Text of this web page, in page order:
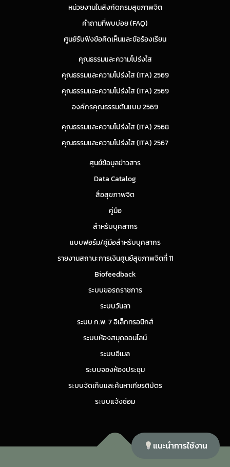
หน่วยงานในสังกัดกรมสุขภาพจิต
คำถามที่พบบ่อย (FAQ)
ศูนย์รับฟังข้อคิดเห็นและข้อร้องเรียน
คุณธรรมและความโปร่งใส
คุณธรรมและความโปร่งใส (ITA) 2569
คุณธรรมและความโปร่งใส (ITA) 2569
องค์กรคุณธรรมต้นแบบ 2569
คุณธรรมและความโปร่งใส (ITA) 2568
คุณธรรมและความโปร่งใส (ITA) 2567
ศูนย์ข้อมูลข่าวสาร
Data Catalog
สื่อสุขภาพจิต
คู่มือ
สำหรับบุคลากร
แบบฟอร์ม/คู่มือสำหรับบุคลากร
รายงานสถานะการเงินศูนย์สุขภาพจิตที่ 11
Biofeedback
ระบบขอรถราชการ
ระบบวันลา
ระบบ ก.พ. 7 อิเล็กทรอนิกส์
ระบบห้องสมุดออนไลน์
ระบบอีเมล
ระบบจองห้องประชุม
ระบบจัดเก็บและค้นหาเกียรติบัตร
ระบบแจ้งซ่อม
แนะนำการใช้งาน